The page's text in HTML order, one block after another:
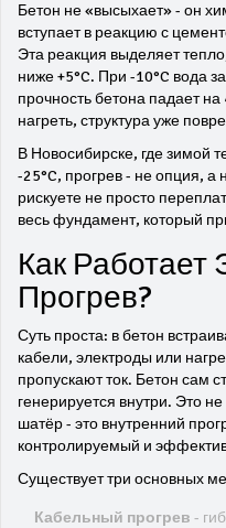
Бетон не «высыхает» - он
вступает в реакцию с
Эта реакция выделяет
ниже +5°C. При -10°C вода
прочность бетона падает
нагреть, структура уже
В Новосибирске, где зимой
-25°C, прогрев - не опция, а
рискуете не просто
весь фундамент, который
Как Работает
Прогрев?
Суть проста: в бетон
кабели, электроды или
пропускают ток. Бетон сам
генерируется внутри. Это
шатёр - это внутренний
контролируемый и
Существует три основных
Кабельный прогрев -